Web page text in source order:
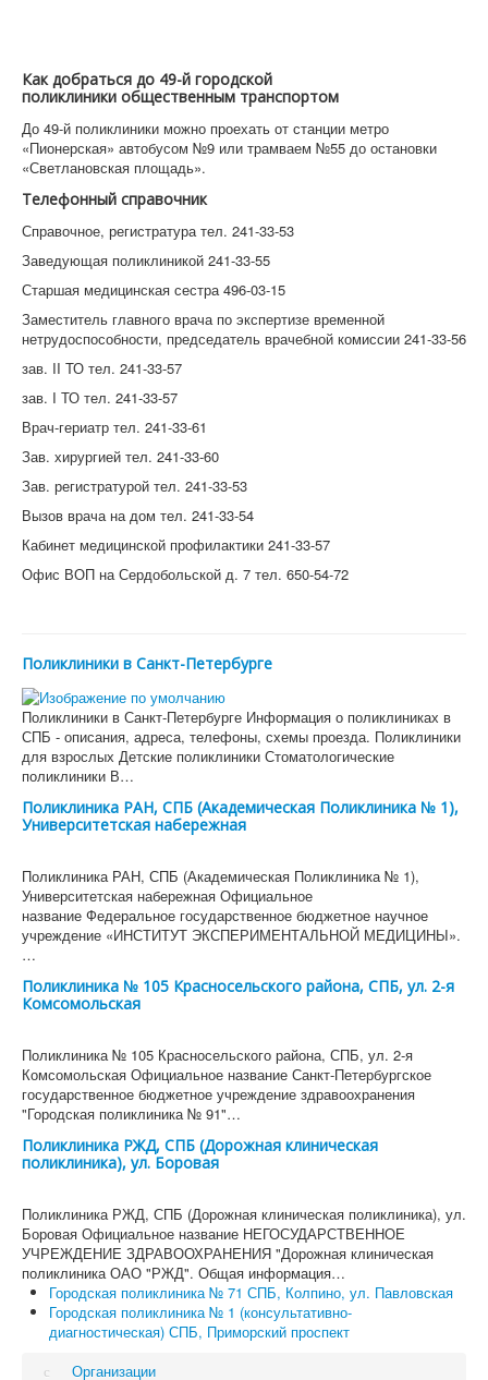
Как добраться до 49-й городской
поликлиники общественным транспортом
До 49-й поликлиники можно проехать от станции метро
«Пионерская» автобусом №9 или трамваем №55 до остановки
«Светлановская площадь».
Телефонный справочник
Справочное, регистратура тел. 241-33-53
Заведующая поликлиникой 241-33-55
Старшая медицинская сестра 496-03-15
Заместитель главного врача по экспертизе временной
нетрудоспособности, председатель врачебной комиссии 241-33-56
зав. II ТО тел. 241-33-57
зав. I ТО тел. 241-33-57
Врач-гериатр тел. 241-33-61
Зав. хирургией тел. 241-33-60
Зав. регистратурой тел. 241-33-53
Вызов врача на дом тел. 241-33-54
Кабинет медицинской профилактики 241-33-57
Офис ВОП на Сердобольской д. 7 тел. 650-54-72
Поликлиники в Санкт-Петербурге
Поликлиники в Санкт-Петербурге Информация о поликлиниках в
СПБ - описания, адреса, телефоны, схемы проезда. Поликлиники
для взрослых Детские поликлиники Стоматологические
поликлиники В…
Поликлиника РАН, СПБ (Академическая Поликлиника № 1),
Университетская набережная
Поликлиника РАН, СПБ (Академическая Поликлиника № 1),
Университетская набережная Официальное
название Федеральное государственное бюджетное научное
учреждение «ИНСТИТУТ ЭКСПЕРИМЕНТАЛЬНОЙ МЕДИЦИНЫ».
…
Поликлиника № 105 Красносельского района, СПБ, ул. 2-я
Комсомольская
Поликлиника № 105 Красносельского района, СПБ, ул. 2-я
Комсомольская Официальное название Санкт-Петербургское
государственное бюджетное учреждение здравоохранения
"Городская поликлиника № 91"…
Поликлиника РЖД, СПБ (Дорожная клиническая
поликлиника), ул. Боровая
Поликлиника РЖД, СПБ (Дорожная клиническая поликлиника), ул.
Боровая Официальное название НЕГОСУДАРСТВЕННОЕ
УЧРЕЖДЕНИЕ ЗДРАВООХРАНЕНИЯ "Дорожная клиническая
поликлиника ОАО "РЖД". Общая информация…
Городская поликлиника № 71 СПБ, Колпино, ул. Павловская
Городская поликлиника № 1 (консультативно-
диагностическая) СПБ, Приморский проспект
Организации